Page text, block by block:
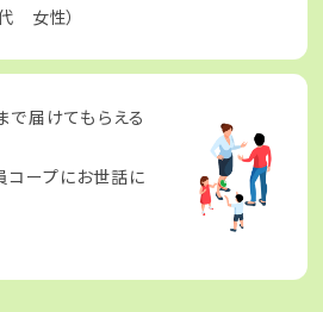
女性）
届けてもらえる
ープにお世話に